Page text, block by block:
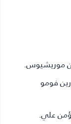
موريشيوس.
فومو
علي.